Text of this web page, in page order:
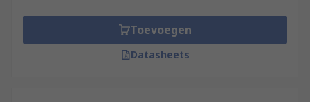
Toevoegen
Datasheets